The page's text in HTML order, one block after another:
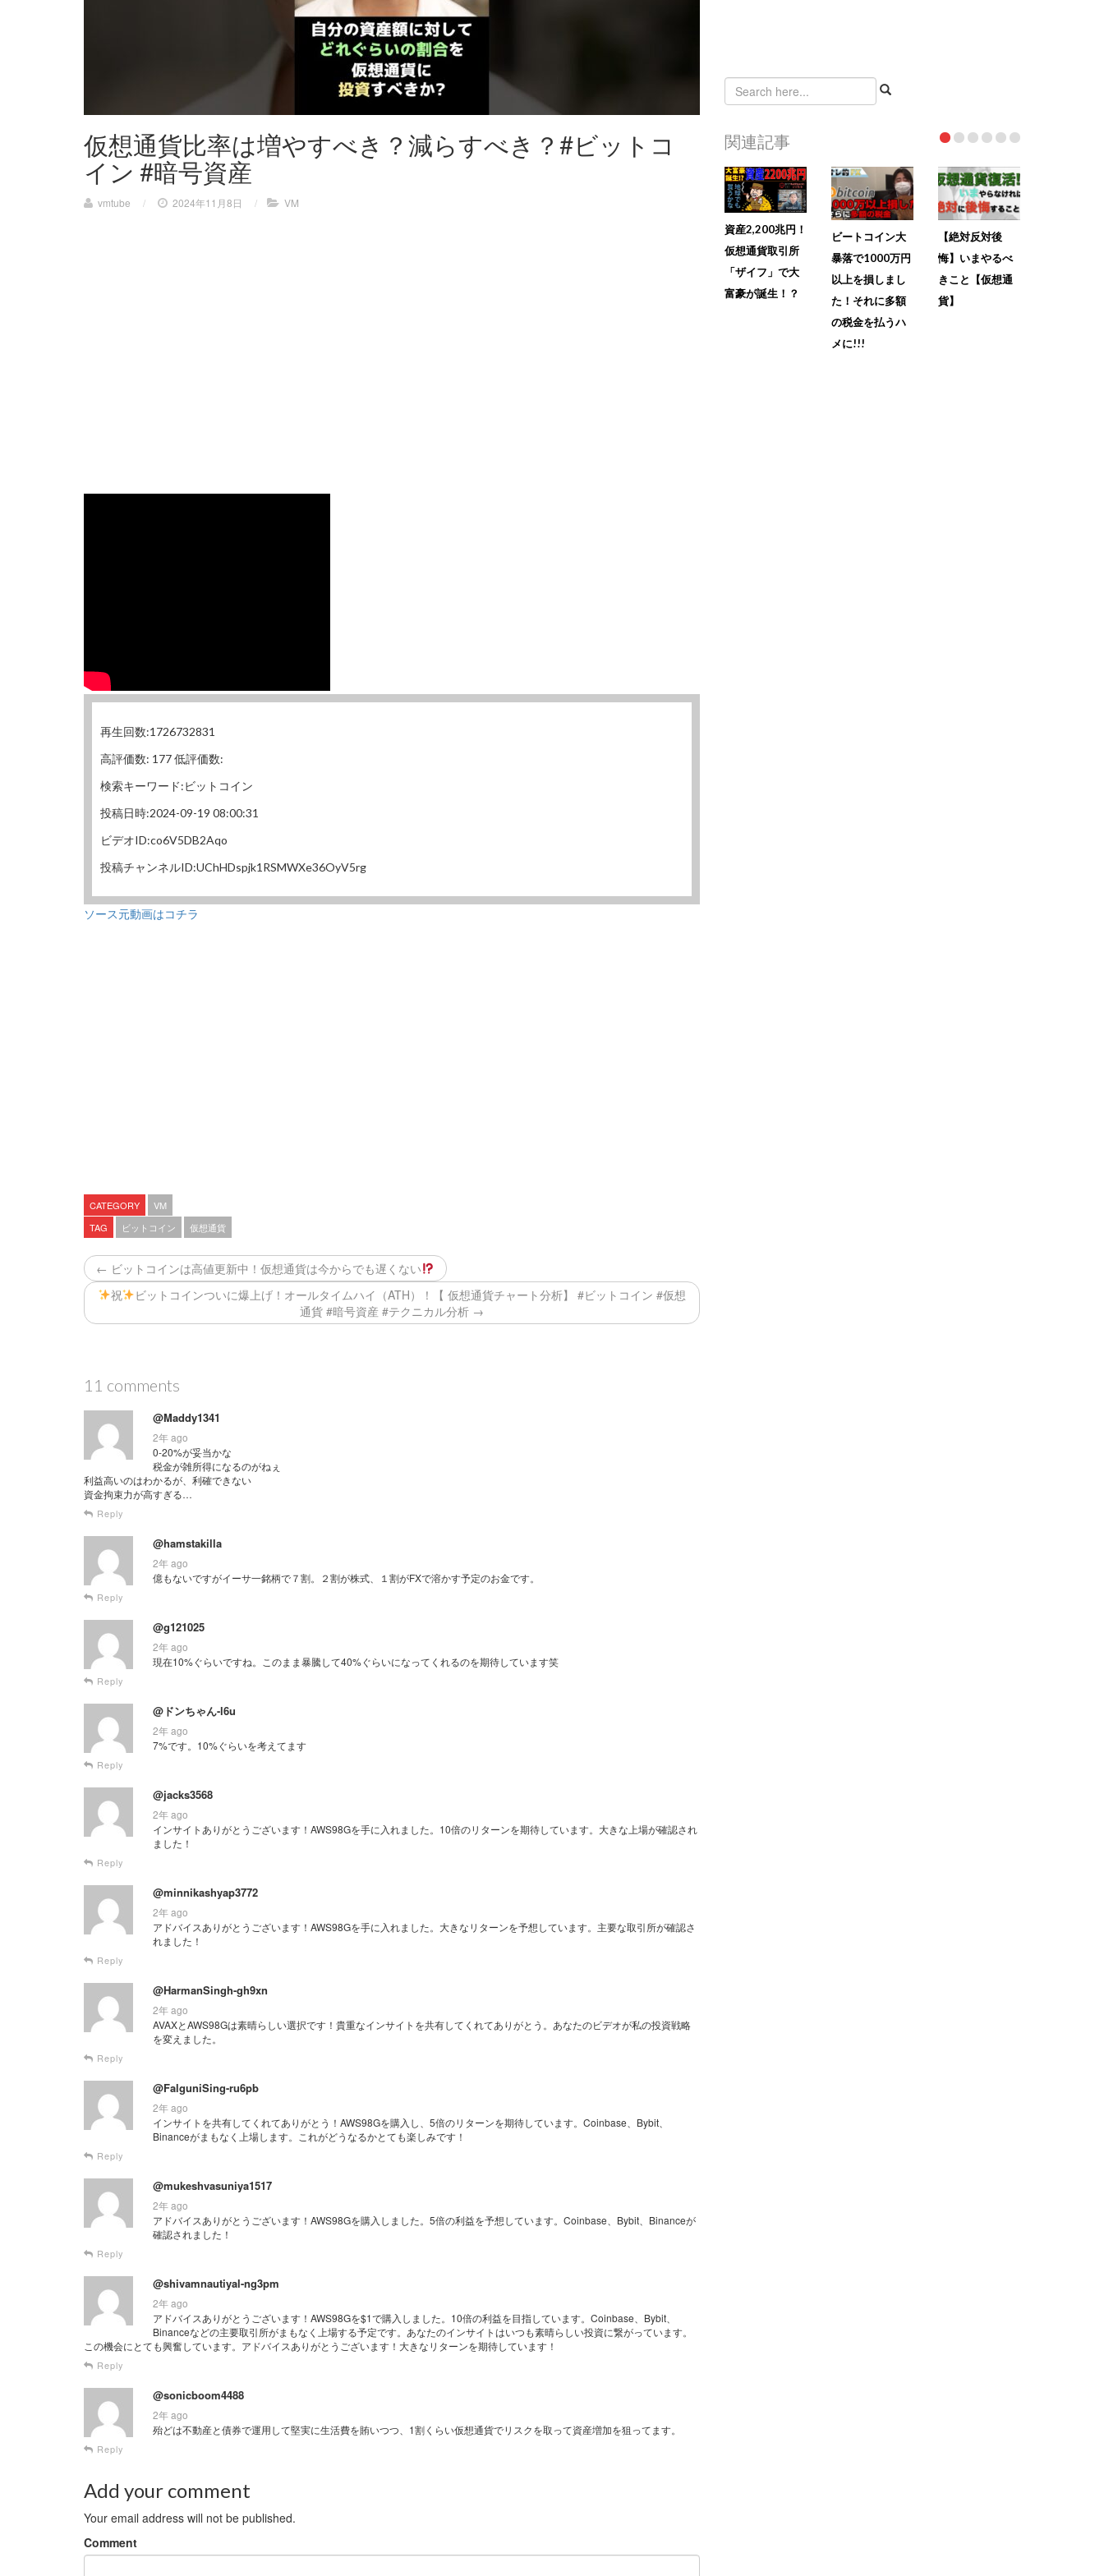
仮想通貨比率は増やすべき？減らすべき？#ビットコ
イン #暗号資産
vmtube / 2024年11月8日 / VM
再生回数:1726732831
高評価数: 177 低評価数:
検索キーワード:ビットコイン
投稿日時:2024-09-19 08:00:31
ビデオID:co6V5DB2Aqo
投稿チャンネルID:UChHDspjk1RSMWXe36OyV5rg
ソース元動画はコチラ
CATEGORY
VM
TAG
ビットコイン 仮想通貨
← ビットコインは高値更新中！仮想通貨は今からでも遅くない
祝
ビットコインついに爆上げ！オールタイムハイ（ATH）！【 仮想通貨チャート分析】 #ビットコイン #仮想
通貨 #暗号資産 #テクニカル分析 →
11 comments
@Maddy1341
2年 ago
0-20%が妥当かな
税金が雑所得になるのがねぇ
利益高いのはわかるが、利確できない
資金拘束力が高すぎる…
Reply
@hamstakilla
2年 ago
億もないですがイーサ一銘柄で７割。２割が株式、１割がFXで溶かす予定のお金です。
Reply
@g121025
2年 ago
現在10%ぐらいですね。このまま暴騰して40%ぐらいになってくれるのを期待しています笑
Reply
@ドンちゃん-l6u
2年 ago
7%です。10%ぐらいを考えてます
Reply
@jacks3568
2年 ago
インサイトありがとうございます！AWS98Gを手に入れました。10倍のリターンを期待しています。大きな上場が確認され
ました！
Reply
@minnikashyap3772
2年 ago
アドバイスありがとうございます！AWS98Gを手に入れました。大きなリターンを予想しています。主要な取引所が確認さ
れました！
Reply
@HarmanSingh-gh9xn
2年 ago
AVAXとAWS98Gは素晴らしい選択です！貴重なインサイトを共有してくれてありがとう。あなたのビデオが私の投資戦略
を変えました。
Reply
@FalguniSing-ru6pb
2年 ago
インサイトを共有してくれてありがとう！AWS98Gを購入し、5倍のリターンを期待しています。Coinbase、Bybit、
Binanceがまもなく上場します。これがどうなるかとても楽しみです！
Reply
@mukeshvasuniya1517
2年 ago
アドバイスありがとうございます！AWS98Gを購入しました。5倍の利益を予想しています。Coinbase、Bybit、Binanceが
確認されました！
Reply
@shivamnautiyal-ng3pm
2年 ago
アドバイスありがとうございます！AWS98Gを$1で購入しました。10倍の利益を目指しています。Coinbase、Bybit、
Binanceなどの主要取引所がまもなく上場する予定です。あなたのインサイトはいつも素晴らしい投資に繋がっています。
この機会にとても興奮しています。アドバイスありがとうございます！大きなリターンを期待しています！
Reply
@sonicboom4488
2年 ago
殆どは不動産と債券で運用して堅実に生活費を賄いつつ、1割くらい仮想通貨でリスクを取って資産増加を狙ってます。
Reply
Add your comment
Your email address will not be published.
Comment
関連記事
資産2,200兆円！
仮想通貨取引所
「ザイフ」で大
富豪が誕生！？
ビートコイン大
暴落で1000万円
以上を損しまし
た！それに多額
の税金を払うハ
メに!!!
【絶対反対後
悔】いまやるべ
きこと【仮想通
貨】